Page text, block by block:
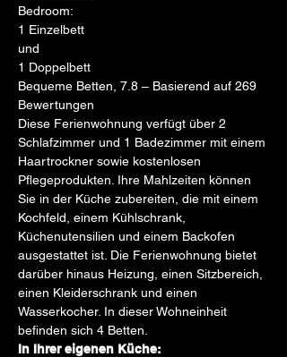
Bedroom:
1 Einzelbett
und
1 Doppelbett
Bequeme Betten, 7.8 – Basierend auf 269
Bewertungen
Diese Ferienwohnung verfügt über 2
Schlafzimmer und 1 Badezimmer mit einem
Haartrockner sowie kostenlosen
Pflegeprodukten. Ihre Mahlzeiten können
Sie in der Küche zubereiten, die mit einem
Kochfeld, einem Kühlschrank,
Küchenutensilien und einem Backofen
ausgestattet ist. Die Ferienwohnung bietet
darüber hinaus Heizung, einen Sitzbereich,
einen Kleiderschrank und einen
Wasserkocher. In dieser Wohneinheit
befinden sich 4 Betten.
In Ihrer eigenen Küche: